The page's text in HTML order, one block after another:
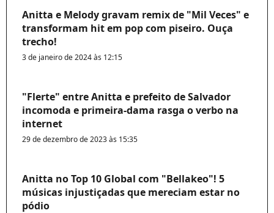
Anitta e Melody gravam remix de "Mil Veces" e
transformam hit em pop com piseiro. Ouça
trecho!
3 de janeiro de 2024 às 12:15
"Flerte" entre Anitta e prefeito de Salvador
incomoda e primeira-dama rasga o verbo na
internet
29 de dezembro de 2023 às 15:35
Anitta no Top 10 Global com "Bellakeo"! 5
músicas injustiçadas que mereciam estar no
pódio